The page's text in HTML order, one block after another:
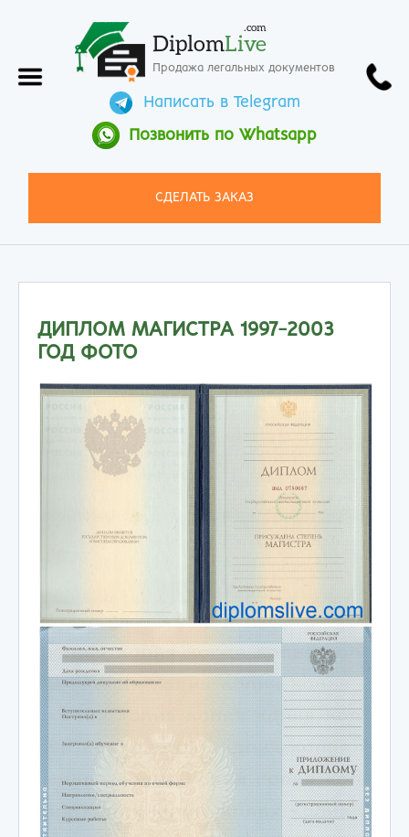
DiplomLive
.com
Продажа легальных документов
Написать в Telegram
Позвонить по Whatsapp
СДЕЛАТЬ ЗАКАЗ
ДИПЛОМ МАГИСТРА 1997-2003
ГОД ФОТО